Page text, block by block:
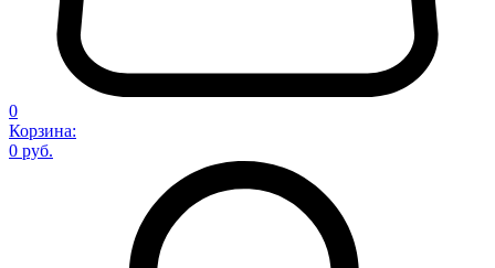
0
Корзина:
0 руб.